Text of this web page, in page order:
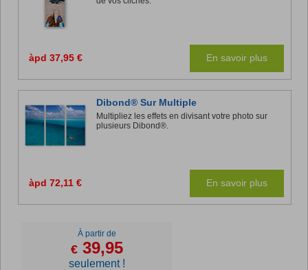
àpd 37,95 € En savoir plus
Dibond® Sur Multiple
Multipliez les effets en divisant votre photo sur
plusieurs Dibond®.
àpd 72,11 € En savoir plus
À partir de
€39,95
seulement !